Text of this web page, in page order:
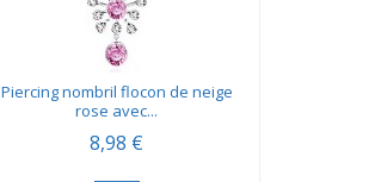
Piercing nombril flocon de neige
rose avec...
8,98 €